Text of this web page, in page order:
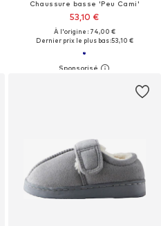
Chaussure basse 'Peu Cami'
53,10 €
À l'origine : 74,00 €
Dernier prix le plus bas :53,10 €